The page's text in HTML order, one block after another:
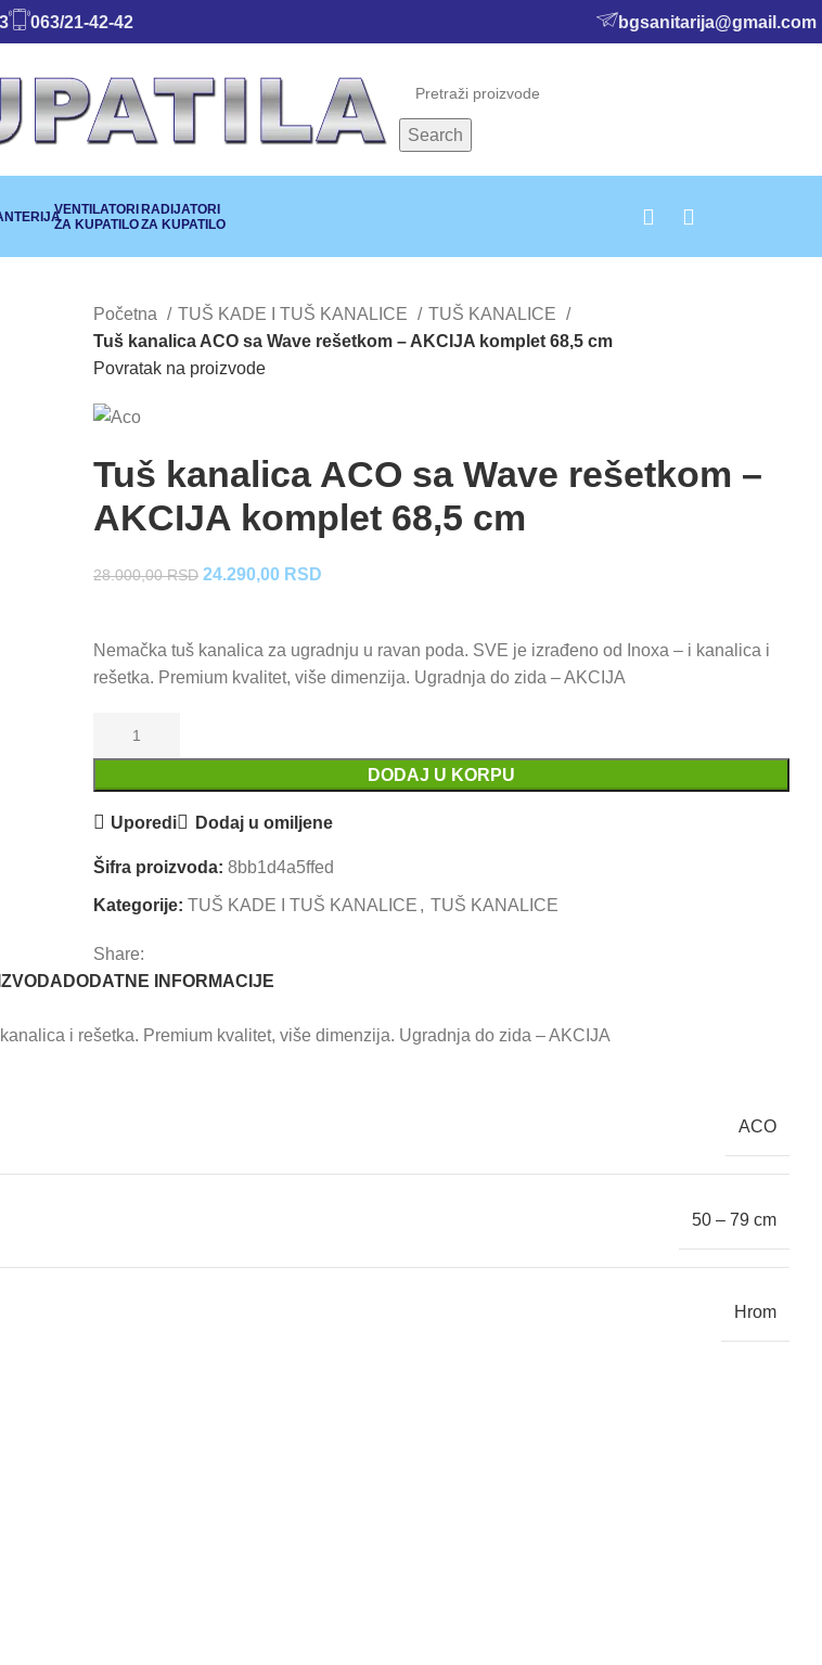
063/21-42-42 bgsanitarija@gmail.com
Search
VENTILATORI
ZA KUPATILO
RADIJATORI
ZA KUPATILO
Početna TUŠ KADE I TUŠ KANALICE
TUŠ KANALICE
Tuš kanalica ACO sa Wave rešetkom – AKCIJA komplet 68,5 cm
Povratak na proizvode
Tuš kanalica ACO sa Wave rešetkom –
AKCIJA komplet 68,5 cm
28.000,00RSD Originalna
bila:
28.000,00 RSD.
24.290,00 RSD
24.290,00 RSD.
Nemačka tuš kanalica za ugradnju u ravan poda. SVE je izrađeno od Inoxa – i kanalica i
rešetka. Premium kvalitet, više dimenzija. Ugradnja do zida – AKCIJA
DODAJ U KORPU
Uporedi Dodaj u omiljene
Šifra proizvoda: 8bb1d4a5ffed
Kategorije: TUŠ KADE I TUŠ KANALICE , TUŠ KANALICE
Share:
DODATNE INFORMACIJE
i rešetka. Premium kvalitet, više dimenzija. Ugradnja do zida – AKCIJA
ACO
50 – 79 cm
Hrom